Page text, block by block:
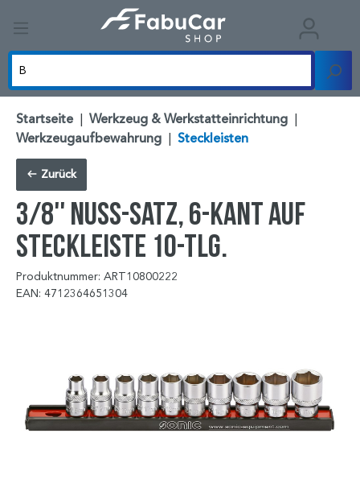
Startseite | Werkzeug & Werkstatteinrichtung |
Werkzeugaufbewahrung | Steckleisten
Zurück
3/8'' Nuss-Satz, 6-kant auf
Steckleiste 10-tlg.
Produktnummer: ART10800222
EAN: 4712364651304